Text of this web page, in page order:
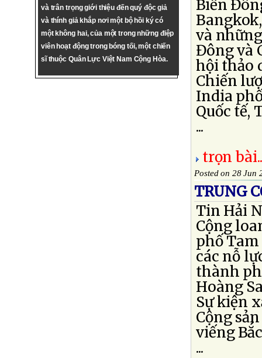
và trân trọng giới thiệu đến quý độc giả
và thính giả khắp nơi một bộ hồi ký có
một không hai, của một trong những điệp
viên hoạt động trong bóng tối, một chiến
sĩ thuộc Quân Lực Việt Nam Cộng Hòa.
Biển
và
Đông và
hội thảo
Chiến
India
Quốc tế,
...
trọn
Posted on 28 Jun
TRUNG
Tin Hải
Cộng
phố
các nỗ
thành
Hoàng
Sự kiện
Cộng
viếng
...